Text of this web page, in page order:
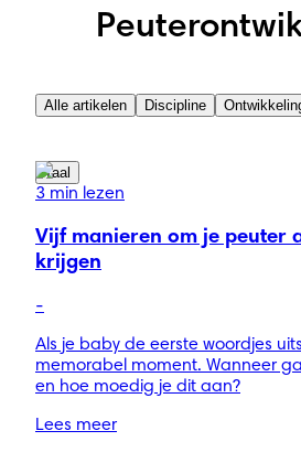
Alle artikelen Discipline
Taal
3 min lezen
Vijf manieren om je peuter
krijgen
-
Als je baby de eerste woordjes
memorabel moment. Wanneer
en hoe moedig je dit aan?
Lees meer